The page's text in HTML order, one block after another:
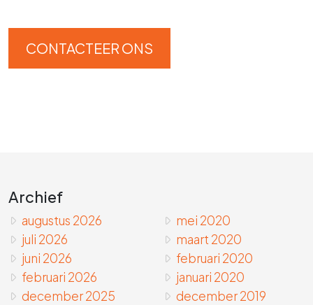
CONTACTEER ONS
Archief
augustus 2026
juli 2026
juni 2026
februari 2026
december 2025
mei 2020
maart 2020
februari 2020
januari 2020
december 2019